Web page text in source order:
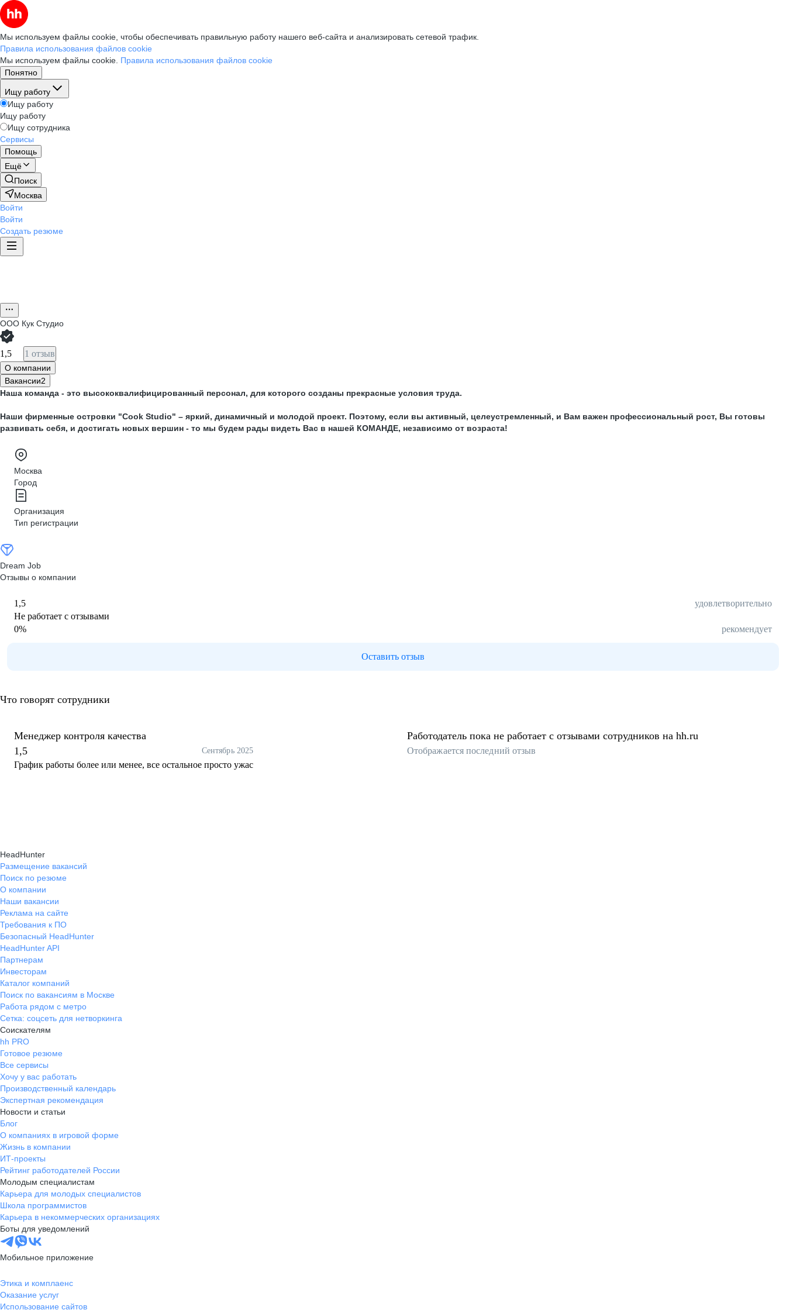
Мы используем файлы cookie, чтобы обеспечивать правильную работу нашего веб-сайта и анализировать сетевой трафик.
Правила использования файлов cookie
Мы используем файлы cookie. Правила использования файлов cookie
Понятно
Ищу работу
Ищу работу
Ищу работу
Ищу сотрудника
Сервисы
Помощь
Ещё
Поиск
Москва
Войти
Войти
Создать резюме
ООО Кук Студио
1,5 1 отзыв
О компании
Вакансии2
Наша команда - это высококвалифицированный персонал, для которого созданы прекрасные условия труда.
Наши фирменные островки "Cook Studio" – яркий, динамичный и молодой проект. Поэтому, если вы активный, целеустремленный, и Вам важен профессиональный рост, Вы готовы
развивать себя, и достигать новых вершин - то мы будем рады видеть Вас в нашей КОМАНДЕ, независимо от возраста!
Москва
Город
Организация
Тип регистрации
Dream Job
Отзывы о компании
1,5
удовлетворительно
Не работает с отзывами
0% рекомендует
Оставить отзыв
Что говорят сотрудники
Менеджер контроля качества
1,5
Сентябрь 2025
График работы более или менее, все остальное просто ужас
Работодатель пока не работает с отзывами сотрудников на hh.ru
Отображается последний отзыв
HeadHunter
Размещение вакансий
Поиск по резюме
О компании
Наши вакансии
Реклама на сайте
Требования к ПО
Безопасный HeadHunter
HeadHunter API
Партнерам
Инвесторам
Каталог компаний
Поиск по вакансиям в Москве
Работа рядом с метро
Сетка: соцсеть для нетворкинга
Соискателям
hh PRO
Готовое резюме
Все сервисы
Хочу у вас работать
Производственный календарь
Экспертная рекомендация
Новости и статьи
Блог
О компаниях в игровой форме
Жизнь в компании
ИТ-проекты
Рейтинг работодателей России
Молодым специалистам
Карьера для молодых специалистов
Школа программистов
Карьера в некоммерческих организациях
Боты для уведомлений
Мобильное приложение
Этика и комплаенс
Оказание услуг
Использование сайтов